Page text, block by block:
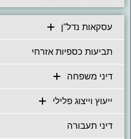
עסקאות נדל"ן
תביעות כספיות אזרחי
דיני משפחה
ייעוץ וייצוג פלילי
דיני תעבורה